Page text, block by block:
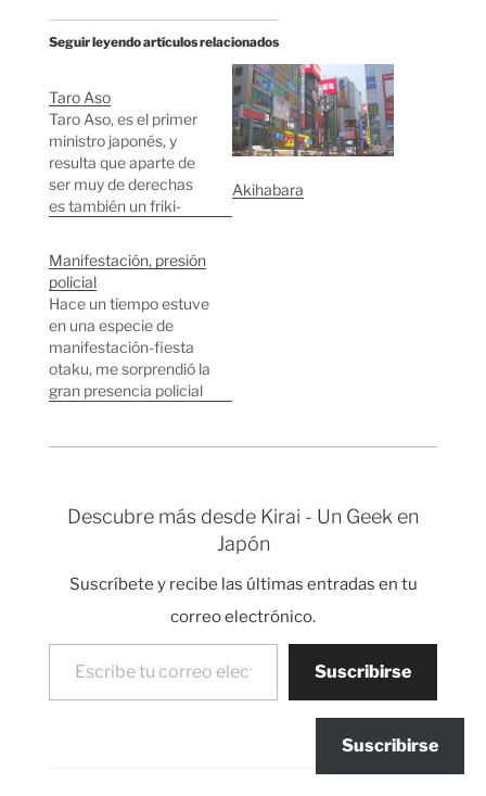
Seguir leyendo artículos relacionados
Taro Aso
Taro Aso, es el primer
ministro japonés, y
resulta que aparte de
ser muy de derechas
es también un friki-
de manga. El otro día
estuve por Akihabara,
la meca de los frikis y
otakus de todo el
mundo y me encontré
con…
Akihabara
Manifestación, presión
policial
Hace un tiempo estuve
en una especie de
manifestación-fiesta
otaku, me sorprendió la
gran presencia policial
llegar la presencia
manifestación seria"
Descubre más desde Kirai - Un Geek en
Japón
Suscríbete y recibe las últimas entradas en tu
correo electrónico.
Escribe tu correo electrónico…
Suscribirse
Suscribirse